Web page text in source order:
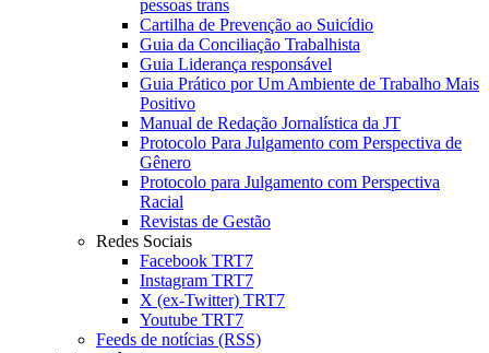
pessoas trans
Cartilha de Prevenção ao Suicídio
Guia da Conciliação Trabalhista
Guia Liderança responsável
Guia Prático por Um Ambiente de Trabalho Mais
Positivo
Manual de Redação Jornalística da JT
Protocolo Para Julgamento com Perspectiva de
Gênero
Protocolo para Julgamento com Perspectiva
Racial
Revistas de Gestão
Redes Sociais
Facebook TRT7
Instagram TRT7
X (ex-Twitter) TRT7
Youtube TRT7
Feeds de notícias (RSS)